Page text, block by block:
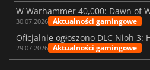
30.07.2026 Aktualności gamingowe
Oficjalnie ogłoszono DLC Nioh 3:
29.07.2026 Aktualności gamingowe